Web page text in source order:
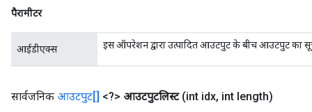
पैरामीटर
आईडीएक्स इस ऑपरेशन द्वारा उत्पादित आउटपुट के बीच आउटपुट का
सार्वजनिक आउटपुट[] <?> आउटपुटलिस्ट (int idx, int length)